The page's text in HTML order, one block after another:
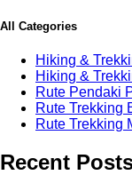
All Categories
Hiking &
Hiking &
Rute Pendaki
Rute Trekking
Rute Trekking
Recent